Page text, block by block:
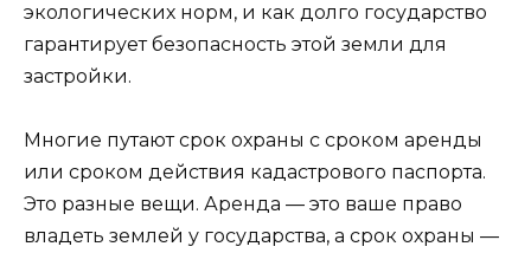
экологических норм, и как долго государство
гарантирует безопасность этой земли для
застройки.
Многие путают срок охраны с сроком аренды
или сроком действия кадастрового паспорта.
Это разные вещи. Аренда — это ваше право
владеть землей у государства, а срок охраны —